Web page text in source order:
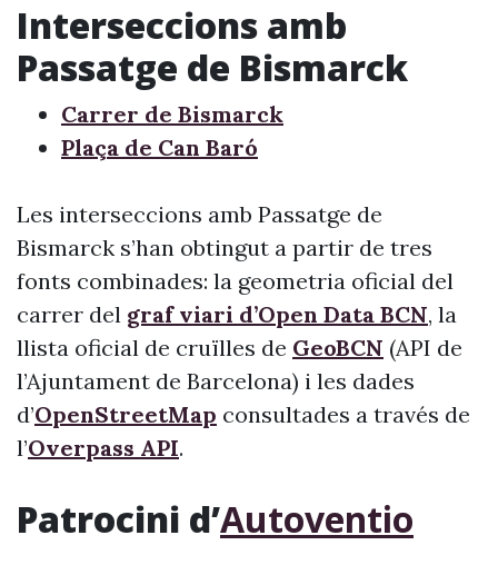
Interseccions amb
Passatge de Bismarck
Carrer de Bismarck
Plaça de Can Baró
Les interseccions amb Passatge de
Bismarck s’han obtingut a partir de tres
fonts combinades: la geometria oficial del
carrer del graf viari d’Open Data BCN, la
llista oficial de cruïlles de GeoBCN (API de
l’Ajuntament de Barcelona) i les dades
d’OpenStreetMap consultades a través de
l’Overpass API.
Patrocini d’Autoventio